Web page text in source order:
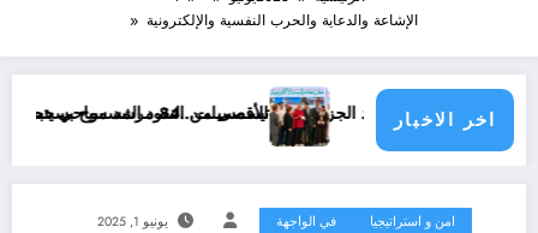
الإشاعة والدعاية والحرب النفسية والإلكترونية
اخر الاخبارالجزائر قاب تيسمسيلت…84 مرشد سياحي يتحصلون على شهادات إعتماد من معاهد التكوين المتخصص
امن و استراتيجيا في الواجهة يونيو 1, 2025